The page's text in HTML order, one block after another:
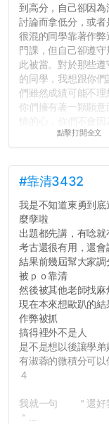
到高分，自己卻因為
討論而拿低分，或者
很混的同學靠著作弊
門課，但自己卻遵守
此被當。對於那些遵
的同學，我想跟你們
們雖然成績可能不理
你們擁有著一顆願意
壓力而選擇逃避(作弊
績無法體現你們的努
往後你們正直的態度
讓你們在社會上適應
好。最後，那些作弊
學，你們要瞭解到作
們而言是沒有任何好
大學是你們唯一可以
錯但不需要付出太大
地方，你們在這時候
會學會...
點擊打開全文
#靠清3432
我是不知道東勇到底
麼孽啦
出題都先講，有唸就
考古還很有用，還會
結果前幾屆幫大家調
被ｐｏ靠清
然後被其他老師找麻
現在本來想歐趴的結
作弊被抓
搞得裡外不是人
是不是想以後讓學弟
有淑蓉的微積分可以
４
我就一句 ＂還好
＂...